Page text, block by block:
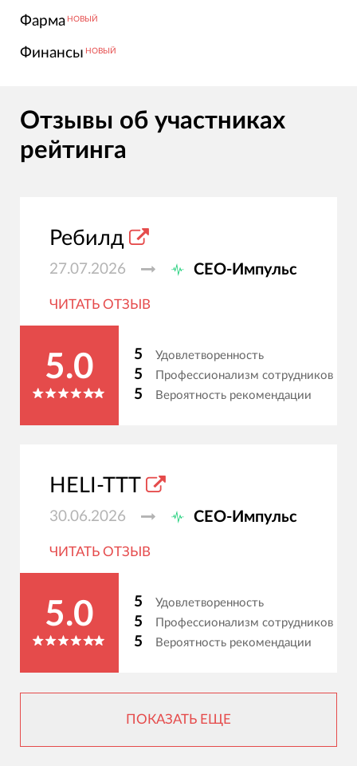
Фарма НОВЫЙ
Финансы НОВЫЙ
Отзывы об участниках
рейтинга
Ребилд
27.07.2026 СЕО-Импульс
ЧИТАТЬ ОТЗЫВ
5.0 5 Удовлетворенность
5 Профессионализм сотрудников
5 Вероятность рекомендации
HELI-TTT
30.06.2026 СЕО-Импульс
ЧИТАТЬ ОТЗЫВ
5.0 5 Удовлетворенность
5 Профессионализм сотрудников
5 Вероятность рекомендации
ПОКАЗАТЬ ЕЩЕ